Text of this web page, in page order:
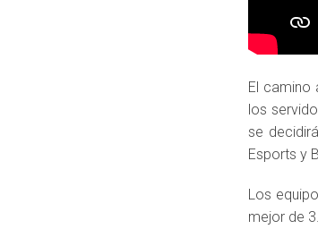
El camino
los
se
Esports y
Los
mejor de